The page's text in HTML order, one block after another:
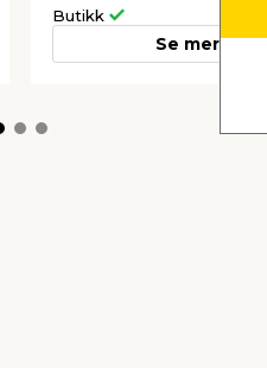
Butikk
Se mer